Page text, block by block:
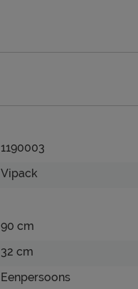
1190003
Vipack
90 cm
32 cm
Eenpersoons